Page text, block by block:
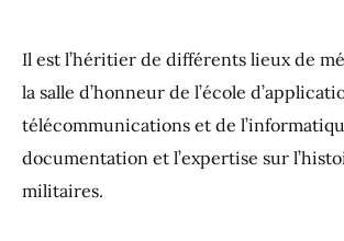
Il est l’héritier de différents lieux de
la salle d’honneur de l’école
télécommunications et de
documentation et l’expertise sur
militaires.